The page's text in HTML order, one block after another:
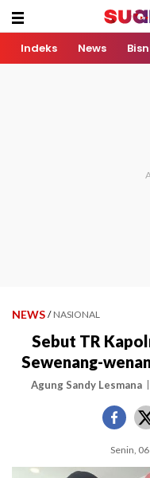
Indeks News
NEWS / NASIONAL
Sebut TR
Sewenang-
Agung Sandy Lesmana
Senin,